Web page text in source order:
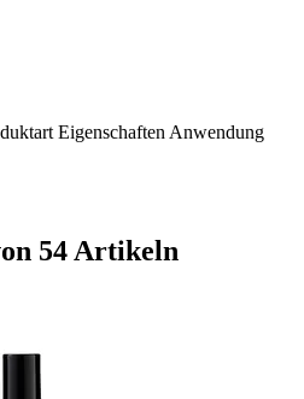
Eigenschaften Anwendung
54 Artikeln